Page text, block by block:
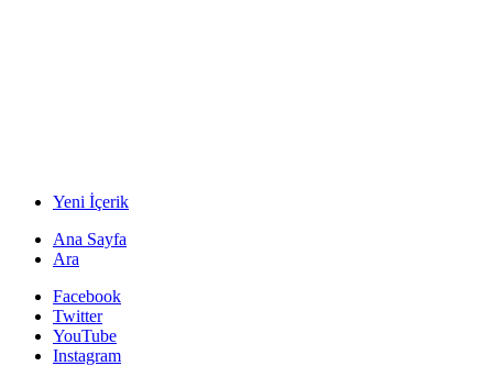
Yeni İçerik
Ana Sayfa
Ara
Facebook
Twitter
YouTube
Instagram